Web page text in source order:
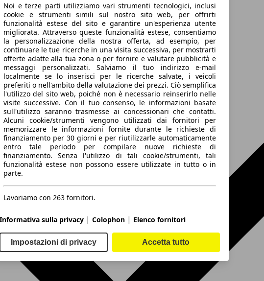
Noi e terze parti utilizziamo vari strumenti tecnologici, inclusi
cookie e strumenti simili sul nostro sito web, per offrirti
funzionalità estese del sito e garantire un'esperienza utente
migliorata. Attraverso queste funzionalità estese, consentiamo
la personalizzazione della nostra offerta, ad esempio, per
continuare le tue ricerche in una visita successiva, per mostrarti
offerte adatte alla tua zona o per fornire e valutare pubblicità e
messaggi personalizzati. Salviamo il tuo indirizzo e-mail
localmente se lo inserisci per le ricerche salvate, i veicoli
preferiti o nell'ambito della valutazione dei prezzi. Ciò semplifica
l'utilizzo del sito web, poiché non è necessario reinserirlo nelle
visite successive. Con il tuo consenso, le informazioni basate
sull'utilizzo saranno trasmesse ai concessionari che contatti.
Alcuni cookie/strumenti vengono utilizzati dai fornitori per
memorizzare le informazioni fornite durante le richieste di
finanziamento per 30 giorni e per riutilizzarle automaticamente
entro tale periodo per compilare nuove richieste di
finanziamento. Senza l'utilizzo di tali cookie/strumenti, tali
funzionalità estese non possono essere utilizzate in tutto o in
parte.
Lavoriamo con 263 fornitori.
Informativa sulla privacy | Colophon | Elenco fornitori
Impostazioni di privacy Accetta tutto